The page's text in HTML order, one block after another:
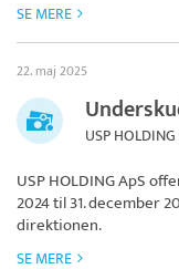
SE MERE
22. maj 2025
USP
USP HOLDING ApS
2024 til 31. december
direktionen.
SE MERE